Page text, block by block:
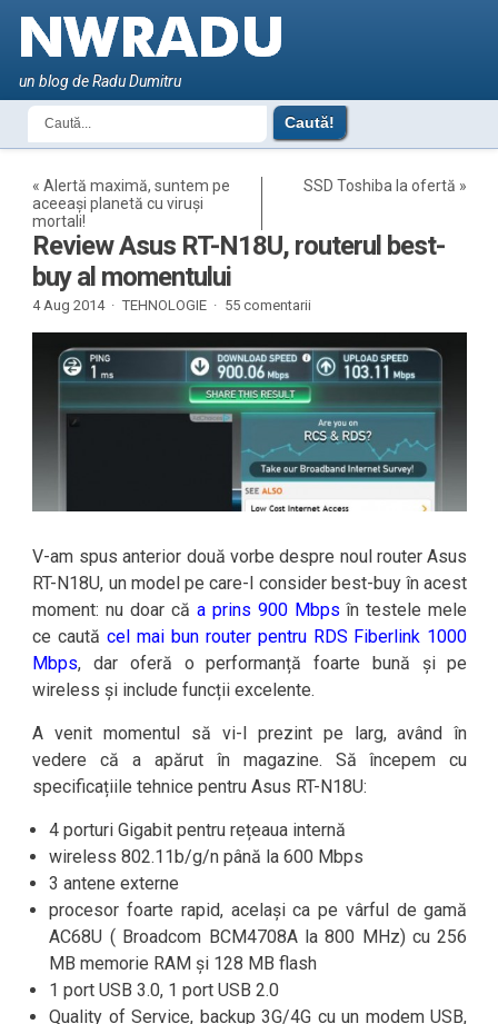
un blog de Radu Dumitru
«Alertă maximă, suntem pe
aceeași planetă cu viruși
mortali!
SSD Toshiba la ofertă »
Review Asus RT-N18U, routerul best-
buy al momentului
4 Aug 2014 · TEHNOLOGIE · 55 comentarii
V-am spus anterior două vorbe despre noul router Asus
RT-N18U, un model pe care-l consider best-buy în acest
moment: nu doar că a prins 900 Mbps în testele mele
ce cautăcel mai bun router pentru RDS Fiberlink 1000
Mbps, dar oferă o performanță foarte bună și pe
wireless și include funcții excelente.
A venit momentul să vi-l prezint pe larg, având în
vedere că a apărut în magazine. Să începem cu
specificațiile tehnice pentru Asus RT-N18U:
4 porturi Gigabit pentru rețeaua internă
wireless 802.11b/g/n până la 600 Mbps
3 antene externe
procesor foarte rapid, același ca pe vârful de gamă
AC68U ( Broadcom BCM4708A la 800 MHz) cu 256
MB memorie RAM și 128 MB flash
1 port USB 3.0, 1 port USB 2.0
Quality of Service, backup 3G/4G cu un modem USB,